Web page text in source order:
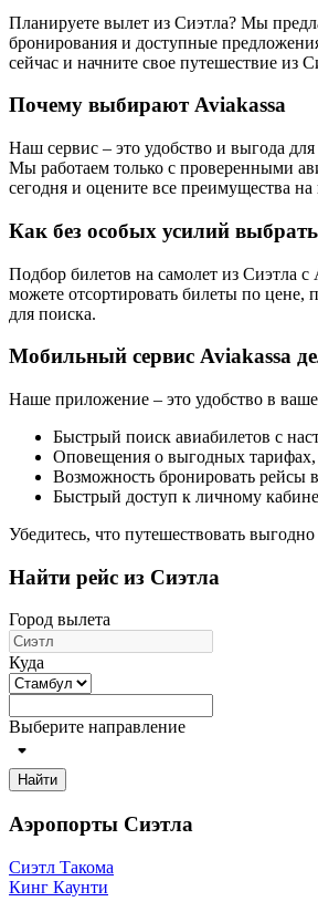
Планируете вылет из Сиэтла? Мы
бронирования и доступные
сейчас и начните свое путешествие из
Почему выбирают Aviakassa
Наш сервис – это удобство и выгода
Мы работаем только с проверенными
сегодня и оцените все преимущества на
Как без особых усилий
Подбор билетов на самолет из Сиэтла
можете отсортировать билеты по цене,
для поиска.
Мобильный сервис Aviakassa
Наше приложение – это удобство в
Быстрый поиск авиабилетов с
Оповещения о выгодных тарифах,
Возможность бронировать рейсы
Быстрый доступ к личному
Убедитесь, что путешествовать
Найти рейс из Сиэтла
Город вылета
Куда
Выберите направление
Найти
Аэропорты Сиэтла
Сиэтл Такома
Кинг Каунти